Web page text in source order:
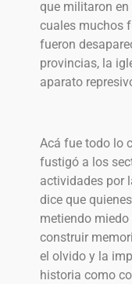
que militaron
cuales muchos
fueron
provincias, la
aparato
Acá fue todo lo
fustigó a los
actividades por
dice que
metiendo
construir
el olvido y la
historia como